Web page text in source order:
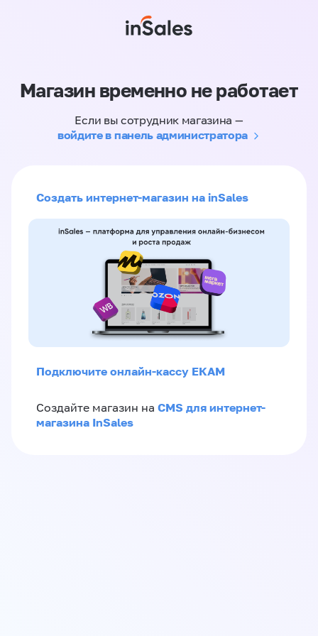
Магазин временно не работает
Если вы сотрудник магазина —
войдите в панель администратора
Создать интернет-магазин на inSales
Подключите онлайн-кассу ЕКАМ
Создайте магазин на CMS для интернет-
магазина InSales